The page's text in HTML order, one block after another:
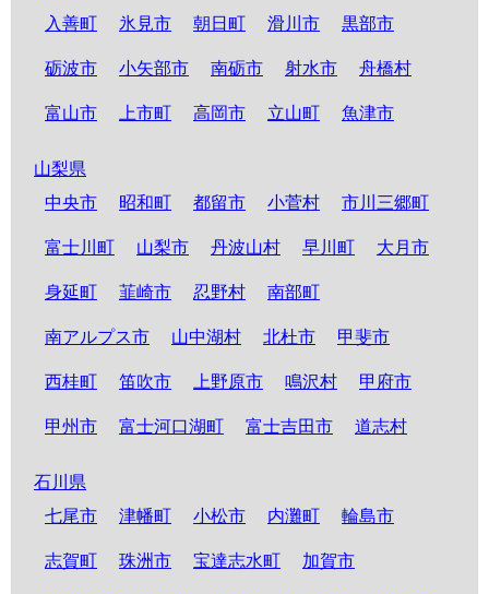
入善町
氷見市 朝日町 滑川市 黒部市
砺波市 小矢部市 南砺市 射水市 舟橋村
富山市 上市町 高岡市 立山町 魚津市
山梨県
中央市
昭和町 都留市 小菅村 市川三郷町
富士川町 山梨市 丹波山村 早川町 大月市
身延町 韮崎市 忍野村 南部町
南アルプス市 山中湖村 北杜市 甲斐市
西桂町 笛吹市 上野原市 鳴沢村 甲府市
甲州市 富士河口湖町 富士吉田市 道志村
石川県
七尾市
津幡町 小松市 内灘町 輪島市
志賀町 珠洲市 宝達志水町 加賀市